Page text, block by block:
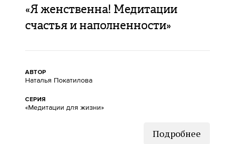
«Я женственна! Медитации
счастья и наполненности»
АВТОР
Наталья Покатилова
СЕРИЯ
«Медитации для жизни»
Подробнее